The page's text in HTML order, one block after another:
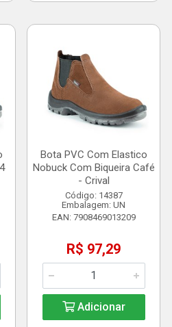
Bota PVC Com Elastico
Nobuck Com Biqueira Café
- Crival
Código: 14387
Embalagem: UN
EAN: 7908469013209
R$ 97,29
Adicionar